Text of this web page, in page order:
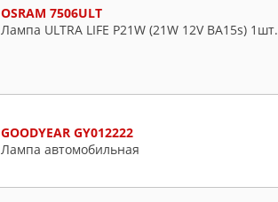
OSRAM 7506ULT
Лампа ULTRA LIFE P21W (21W 12V BA15s) 1шт.
GOODYEAR GY012222
Лампа автомобильная